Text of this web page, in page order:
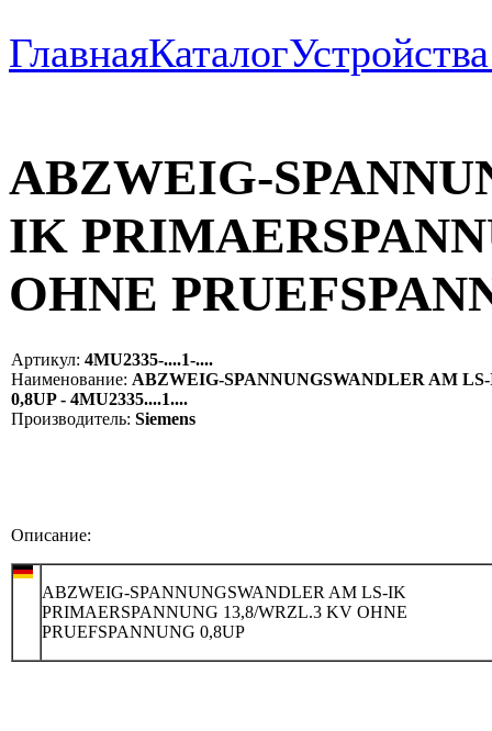
ГлавнаяКаталог
ABZWEIG-
IK
OHNE
Артикул: 4MU2335-....1-....
Наименование: ABZWEIG-SPANNUNGSWANDLER AM
0,8UP - 4MU2335....1....
Производитель: Siemens
Описание:
ABZWEIG-SPANNUNGSWANDLER AM LS-IK
PRIMAERSPANNUNG 13,8/WRZL.3 KV OHNE
PRUEFSPANNUNG 0,8UP